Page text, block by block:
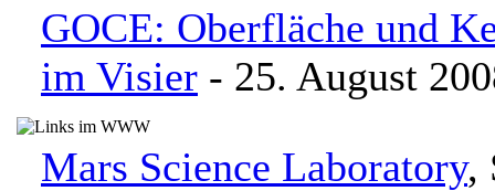
GOCE: Oberfläche und
im Visier - 25. August
Mars Science Laboratory,